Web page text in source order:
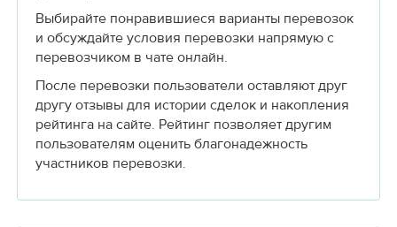
Выбирайте понравившиеся варианты перевозок
и обсуждайте условия перевозки напрямую с
перевозчиком в чате онлайн.
После перевозки пользователи оставляют друг
другу отзывы для истории сделок и накопления
рейтинга на сайте. Рейтинг позволяет другим
пользователям оценить благонадежность
участников перевозки.